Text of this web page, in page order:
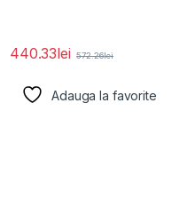
440.33lei 572.26lei
Adauga la favorite